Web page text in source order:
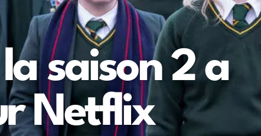
saison 2 a
Netflix